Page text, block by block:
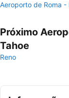
Aeroporto de Roma -
Próximo
Tahoe
Reno